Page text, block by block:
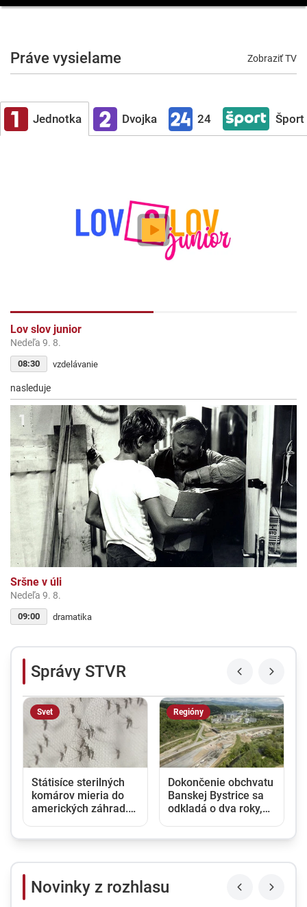
Práve vysielame Zobraziť TV
Jednotka Dvojka 24 Šport
Lov slov junior
Nedeľa 9. 8.
08:30 vzdelávanie
nasleduje
Sršne v úli
Nedeľa 9. 8.
09:00 dramatika
Správy STVR
Svet
Státisíce sterilných
komárov mieria do
amerických záhrad.
Regióny
Dokončenie obchvatu
Banskej Bystrice sa
odkladá o dva roky,
záťaž
Novinky z rozhlasu